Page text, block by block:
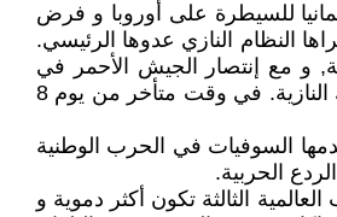
في ألمانيا للسيطرة على أوروبا و فرض
النظام النازي عدوها الرئيسي.
و مع إنتصار الجيش الأحمر في
معركة ستالينغراد (2. 2. 1943), و بعدها إنتهت معركة كورسك بإنتصار ساحق للسوفيات في (يونيو 1943), حددت التحول الجذري للحرب نحو هلاك النازية. في وقت متأخر من يوم 8
التي قدمها السوفيات في الحرب الوطنية
الحربية.
الثالثة تكون أكثر دموية و